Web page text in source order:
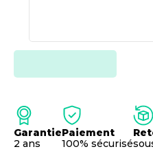
Garantie
2 ans
Paiement
100% sécurisé